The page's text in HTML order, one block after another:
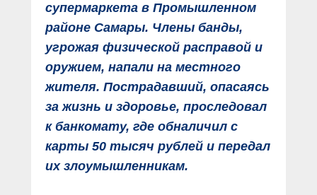
супермаркета в Промышленном
районе Самары. Члены банды,
угрожая физической расправой и
оружием, напали на местного
жителя. Пострадавший, опасаясь
за жизнь и здоровье, проследовал
к банкомату, где обналичил с
карты 50 тысяч рублей и передал
их злоумышленникам.